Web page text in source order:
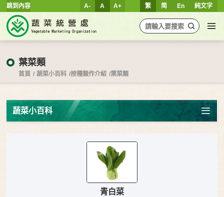
跳到內容 繁 简 En 純文字
A- A A+
葉菜類
首頁 蔬菜小百科 按種類作介紹 葉菜類
蔬菜小百科
青白菜